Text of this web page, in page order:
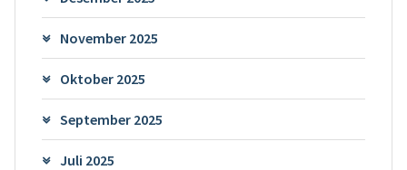
November 2025
Oktober 2025
September 2025
Juli 2025